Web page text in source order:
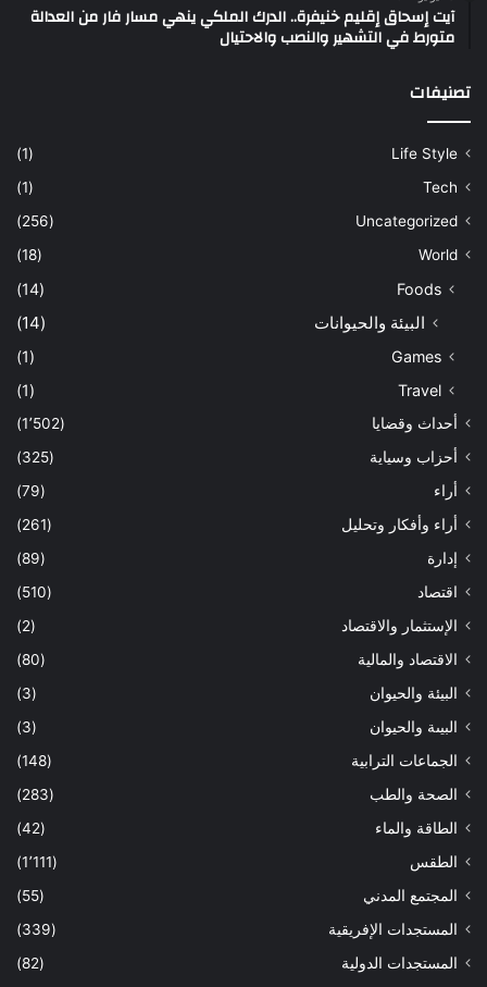
آيت إسحاق إقليم خنيفرة.. الدرك الملكي ينهي مسار فار من العدالة
متورط في التشهير والنصب والاحتيال
تصنيفات
Life Style
(1)
Tech
(1)
Uncategorized
(256)
World
(18)
Foods
(14)
البيئة والحيوانات (14)
Games
(1)
Travel
(1)
أحداث وقضايا
(1٬502)
أحزاب وسياية
(325)
أراء
(79)
أراء وأفكار وتحليل
(261)
إدارة
(89)
اقتصاد
(510)
الإستثمار والاقتصاد
(2)
الاقتصاد والمالية
(80)
البيئة والحيوان
(3)
البيىة والحيوان
(3)
الجماعات الترابية
(148)
الصحة والطب
(283)
الطاقة والماء
(42)
الطقس
(1٬111)
المجتمع المدني
(55)
المستجدات الإفريقية
(339)
المستجدات الدولية
(82)